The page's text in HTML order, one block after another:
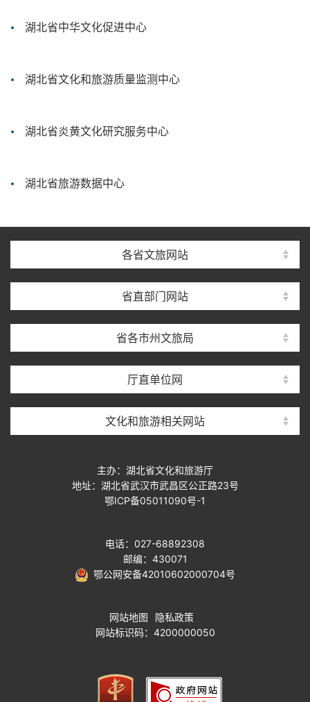
湖北省中华文化促进中心
湖北省文化和旅游质量监测中心
湖北省炎黄文化研究服务中心
湖北省旅游数据中心
各省文旅网站
省直部门网站
省各市州文旅局
厅直单位网
文化和旅游相关网站
主办：湖北省文化和旅游厅
地址：湖北省武汉市武昌区公正路23号
鄂ICP备05011090号-1
电话：027-68892308
邮编：430071
鄂公网安备42010602000704号
网站地图
隐私政策
网站标识码：4200000050